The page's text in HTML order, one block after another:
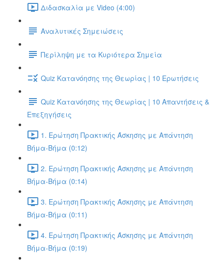
Διδασκαλία με Video (4:00)
Αναλυτικές Σημειώσεις
Περίληψη με τα Κυριότερα Σημεία
Quiz Κατανόησης της Θεωρίας | 10 Ερωτήσεις
Quiz Κατανόησης της Θεωρίας | 10 Απαντήσεις &
Επεξηγήσεις
1. Ερώτηση Πρακτικής Άσκησης με Απάντηση
Βήμα-Βήμα (0:12)
2. Ερώτηση Πρακτικής Άσκησης με Απάντηση
Βήμα-Βήμα (0:14)
3. Ερώτηση Πρακτικής Άσκησης με Απάντηση
Βήμα-Βήμα (0:11)
4. Ερώτηση Πρακτικής Άσκησης με Απάντηση
Βήμα-Βήμα (0:19)